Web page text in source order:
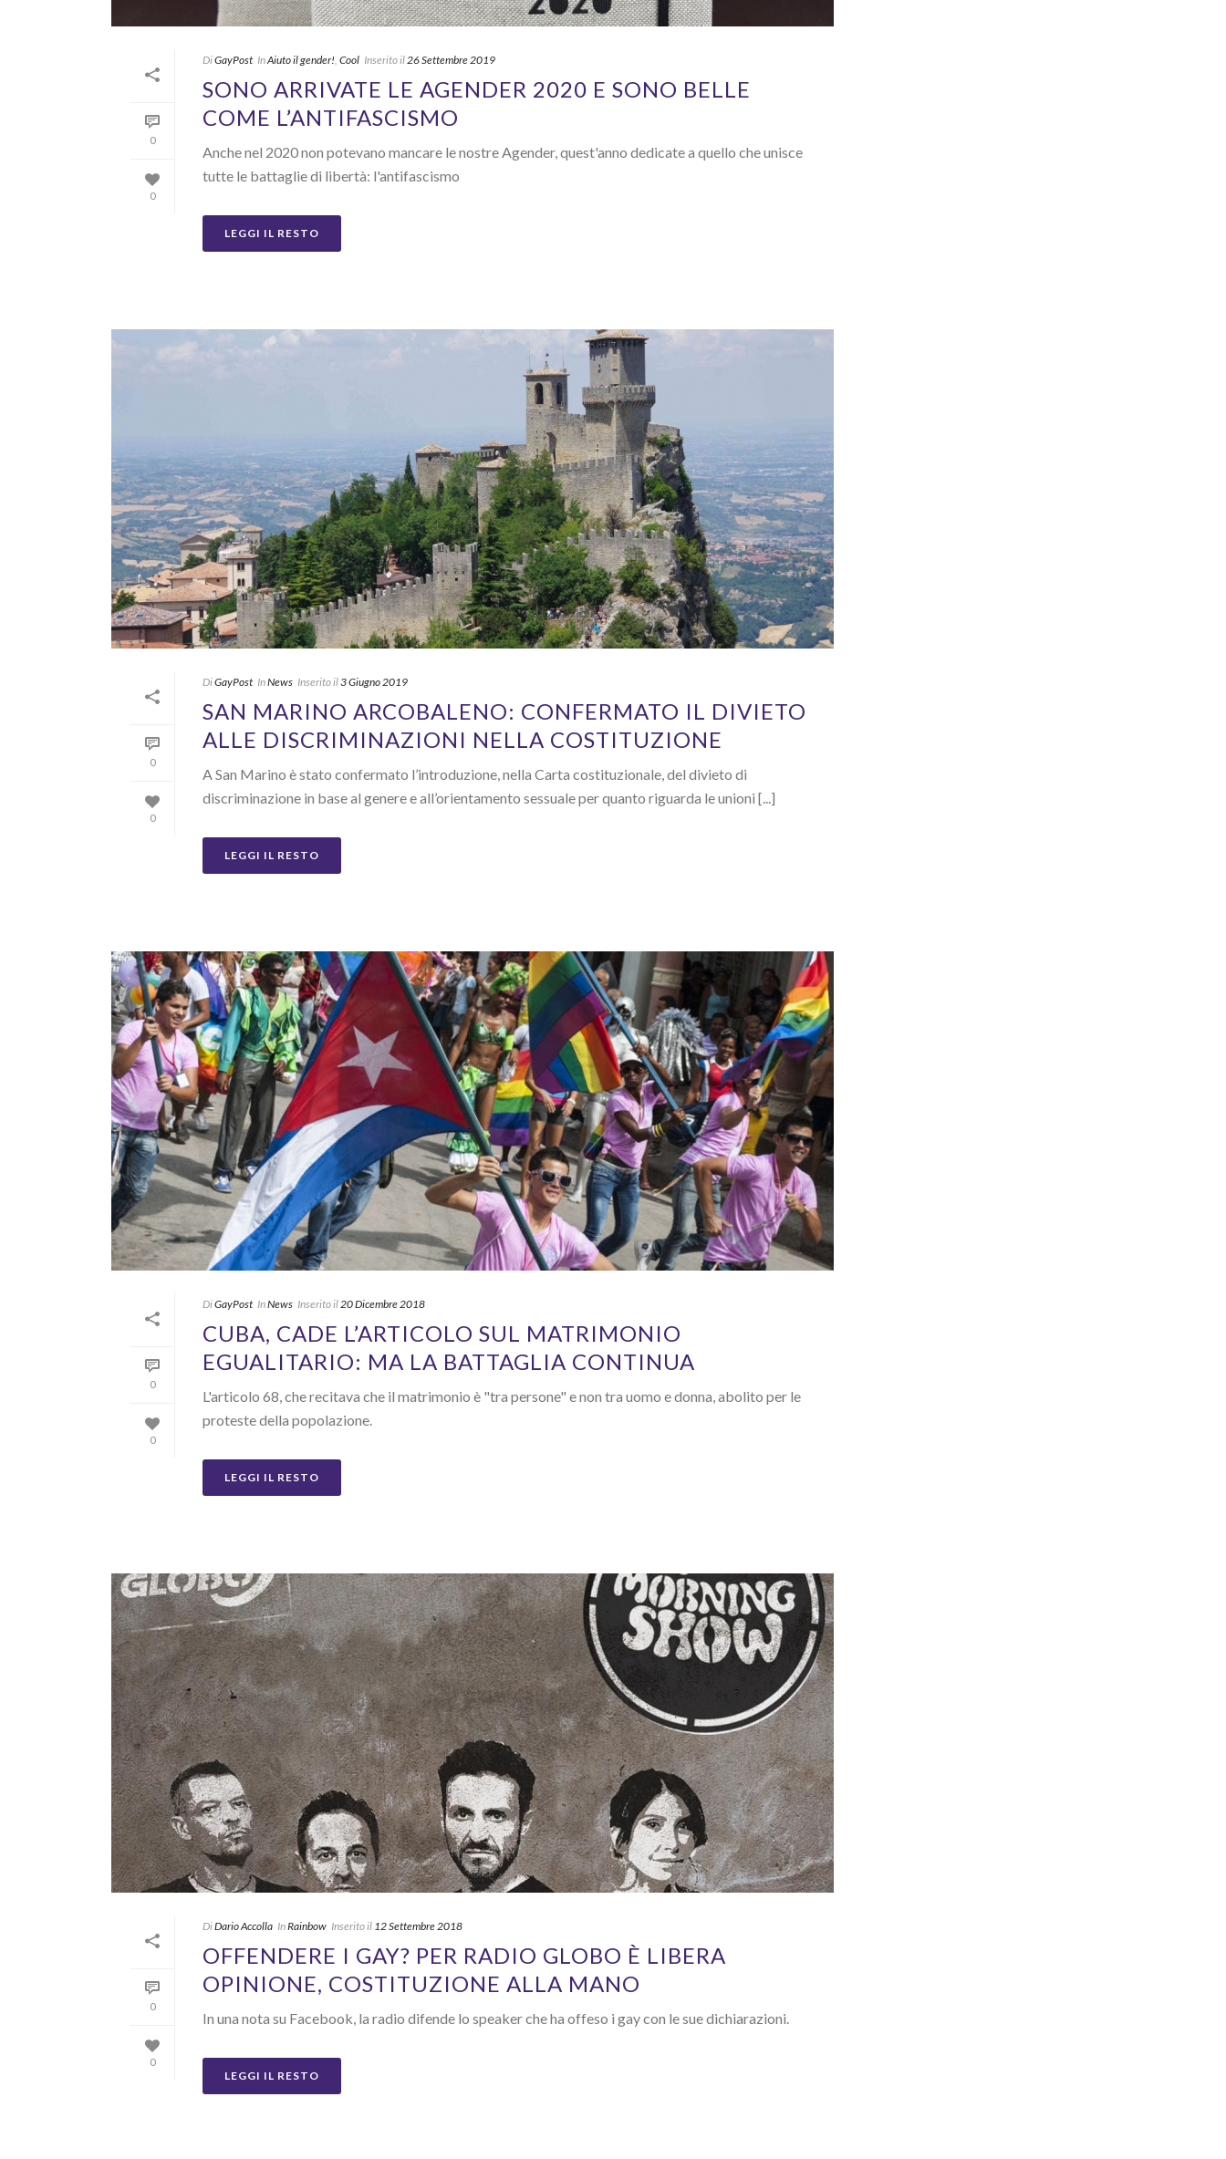
0
0
DiGayPost InAiuto il gender!, Cool Inserito il26 Settembre 2019
SONO ARRIVATE LE AGENDER 2020 E SONO BELLE
COME L’ANTIFASCISMO
Anche nel 2020 non potevano mancare le nostre Agender, quest'anno dedicate a quello che unisce
tutte le battaglie di libertà: l'antifascismo
LEGGI IL RESTO
0
0
DiGayPost InNews Inserito il3 Giugno 2019
SAN MARINO ARCOBALENO: CONFERMATO IL DIVIETO
ALLE DISCRIMINAZIONI NELLA COSTITUZIONE
A San Marino è stato confermato l’introduzione, nella Carta costituzionale, del divieto di
discriminazione in base al genere e all’orientamento sessuale per quanto riguarda le unioni [...]
LEGGI IL RESTO
0
0
DiGayPost InNews Inserito il20 Dicembre 2018
CUBA, CADE L’ARTICOLO SUL MATRIMONIO
EGUALITARIO: MA LA BATTAGLIA CONTINUA
L'articolo 68, che recitava che il matrimonio è "tra persone" e non tra uomo e donna, abolito per le
proteste della popolazione.
LEGGI IL RESTO
0
0
DiDario Accolla InRainbow Inserito il 12 Settembre 2018
OFFENDERE I GAY? PER RADIO GLOBO È LIBERA
OPINIONE, COSTITUZIONE ALLA MANO
In una nota su Facebook, la radio difende lo speaker che ha offeso i gay con le sue dichiarazioni.
LEGGI IL RESTO